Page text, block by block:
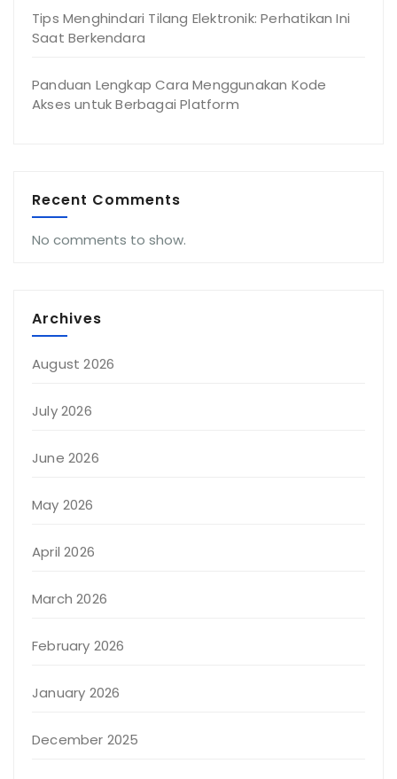
Tips Menghindari Tilang Elektronik: Perhatikan Ini
Saat Berkendara
Panduan Lengkap Cara Menggunakan Kode
Akses untuk Berbagai Platform
Recent Comments
No comments to show.
Archives
August 2026
July 2026
June 2026
May 2026
April 2026
March 2026
February 2026
January 2026
December 2025